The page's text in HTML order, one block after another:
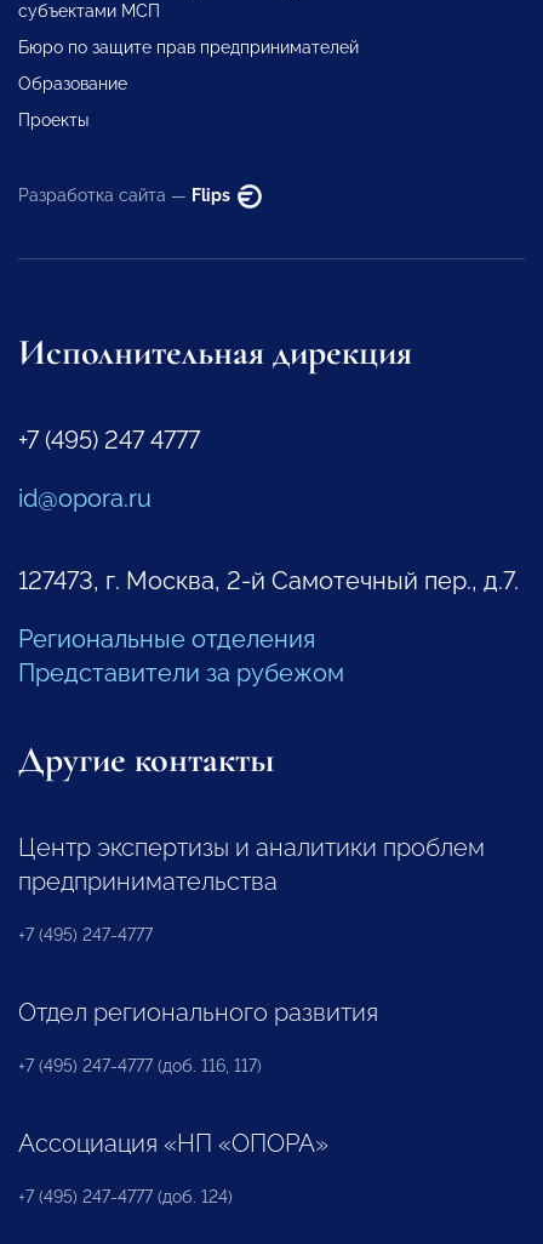
субъектами МСП
Бюро по защите прав предпринимателей
Образование
Проекты
Разработка сайта — Flips
Исполнительная дирекция
+7 (495) 247 4777
id@opora.ru
127473, г. Москва, 2-й Самотечный пер., д.7.
Региональные отделения
Представители за рубежом
Другие контакты
Центр экспертизы и аналитики проблем
предпринимательства
+7 (495) 247-4777
Отдел регионального развития
+7 (495) 247-4777 (доб. 116, 117)
Ассоциация «НП «ОПОРА»
+7 (495) 247-4777 (доб. 124)